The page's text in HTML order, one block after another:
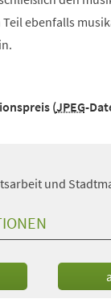
ebenfalls
JPEG-
und